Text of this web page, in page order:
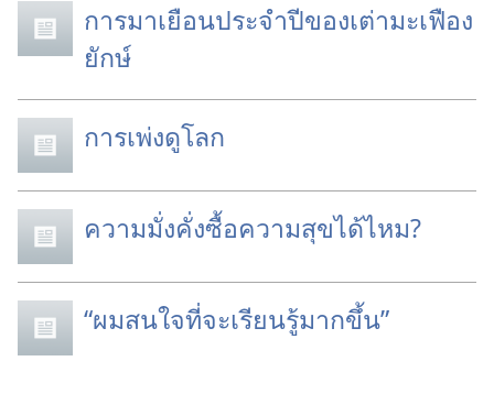
การมาเยือนประจำปีของเต่ามะเฟือง
ยักษ์
การเพ่งดูโลก
ความมั่งคั่งซื้อความสุขได้ไหม?
“ผมสนใจที่จะเรียนรู้มากขึ้น”